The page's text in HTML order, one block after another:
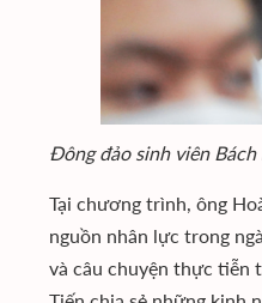
Đông đảo sinh viên
Tại chương trình, ông
nguồn nhân lực trong
và câu chuyện thực tiễn